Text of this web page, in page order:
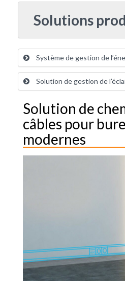
Solutions
Système de gestion de
Solution de gestion de
Solution de
câbles pour
modernes